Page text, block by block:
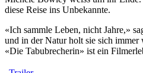
diese Reise ins Unbekannte.
«Ich sammle Leben, nicht Jahre,»
und in der Natur holt sie sich immer
«Die Tabubrecherin» ist ein